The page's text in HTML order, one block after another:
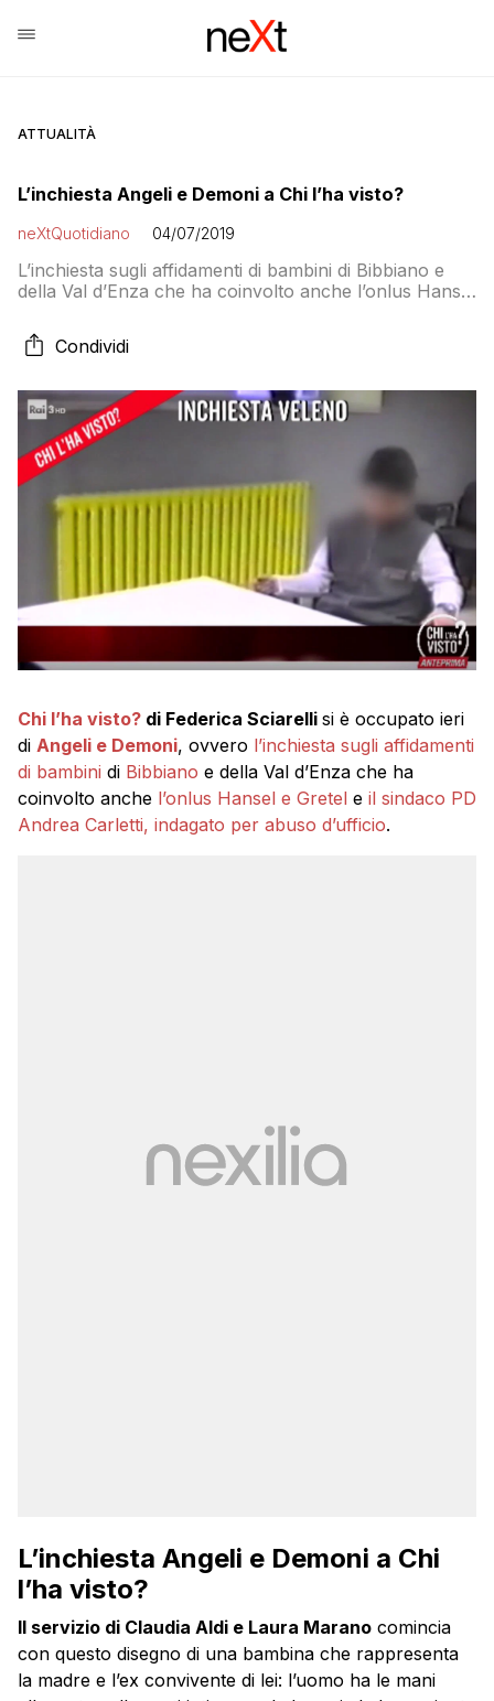
ATTUALITÀ
L’inchiesta Angeli e Demoni a Chi l’ha visto?
neXtQuotidiano 04/07/2019
L’inchiesta sugli affidamenti di bambini di Bibbiano e
della Val d’Enza che ha coinvolto anche l’onlus Hansel
abuso d’ufficio. Le intercettazioni dei bambini ascoltati
dagli psicologi e la storia di una cuoca che diventa
Condividi
Chi l’ha visto? di Federica Sciarelli si è occupato ieri
di Angeli e Demoni, ovvero l’inchiesta sugli affidamenti
di bambini di Bibbiano e della Val d’Enza che ha
coinvolto anche l’onlus Hansel e Gretel e il sindaco PD
Andrea Carletti, indagato per abuso d’ufficio.
L’inchiesta Angeli e Demoni a Chi
l’ha visto?
Il servizio di Claudia Aldi e Laura Marano comincia
con questo disegno di una bambina che rappresenta
la madre e l’ex convivente di lei: l’uomo ha le mani